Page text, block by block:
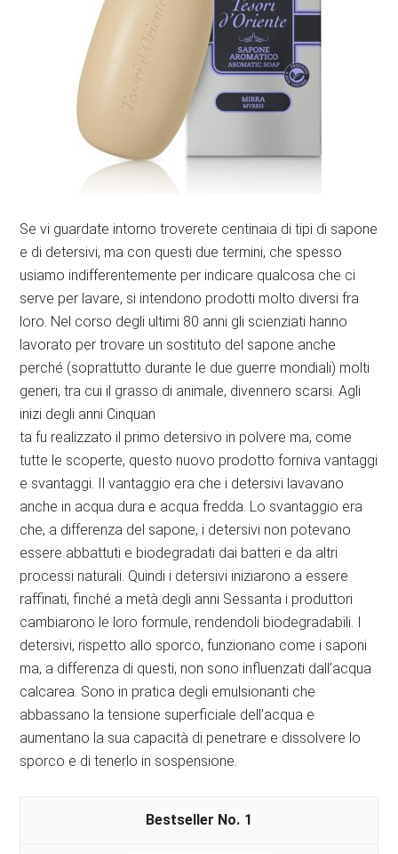
Se vi guardate intorno troverete centinaia di tipi di sapone
e di detersivi, ma con questi due termini, che spesso
usiamo indifferentemente per indicare qualcosa che ci
serve per lavare, si intendono prodotti molto diversi fra
loro. Nel corso degli ultimi 80 anni gli scienziati hanno
lavorato per trovare un sostituto del sapone anche
perché (soprattutto durante le due guerre mondiali) molti
generi, tra cui il grasso di animale, divennero scarsi. Agli
inizi degli anni Cinquan
ta fu realizzato il primo detersivo in polvere ma, come
tutte le scoperte, questo nuovo prodotto forniva vantaggi
e svantaggi. Il vantaggio era che i detersivi lavavano
anche in acqua dura e acqua fredda. Lo svantaggio era
che, a differenza del sapone, i detersivi non potevano
essere abbattuti e biodegradati dai batteri e da altri
processi naturali. Quindi i detersivi iniziarono a essere
raffinati, finché a metà degli anni Sessanta i produttori
cambiarono le loro formule, rendendoli biodegradabili. I
detersivi, rispetto allo sporco, funzionano come i saponi
ma, a differenza di questi, non sono influenzati dall’acqua
calcarea. Sono in pratica degli emulsionanti che
abbassano la tensione superficiale dell’acqua e
aumentano la sua capacità di penetrare e dissolvere lo
sporco e di tenerlo in sospensione.
1